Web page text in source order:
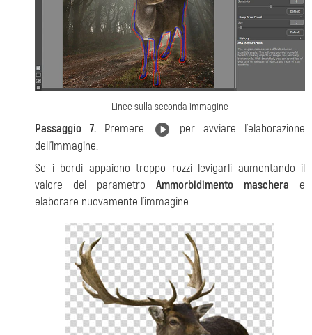
Linee sulla seconda immagine
Passaggio 7.Premere
per avviare l’elaborazione
dell’immagine.
Se i bordi appaiono troppo rozzi levigarli aumentando il
valore del parametro Ammorbidimento maschera e
elaborare nuovamente l’immagine.